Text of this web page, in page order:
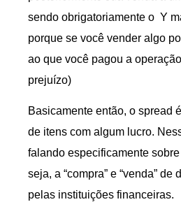
sendo obrigatoriamente o Y
porque se você vender algo
ao que você pagou a
prejuízo)
Basicamente então, o spread
de itens com algum lucro.
falando especificamente
seja, a “compra” e “venda”
pelas instituições financeiras.